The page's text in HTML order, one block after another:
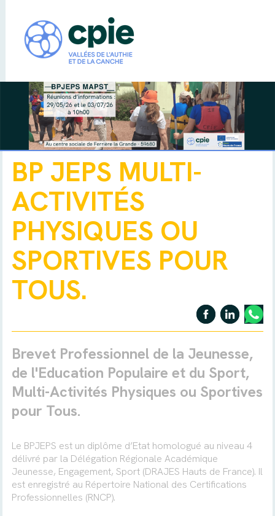
BP JEPS MULTI-
ACTIVITÉS
PHYSIQUES OU
SPORTIVES POUR
TOUS.
Brevet Professionnel de la Jeunesse,
de l'Education Populaire et du Sport,
Multi-Activités Physiques ou Sportives
pour Tous.
Le BPJEPS est un diplôme d’Etat homologué au niveau 4
délivré par la Délégation Régionale Académique
Jeunesse, Engagement, Sport (DRAJES Hauts de France). Il
est enregistré au Répertoire National des Certifications
Professionnelles (RNCP).